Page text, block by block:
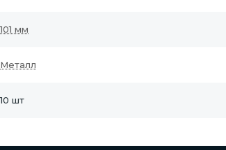
101 мм
Металл
10 шт